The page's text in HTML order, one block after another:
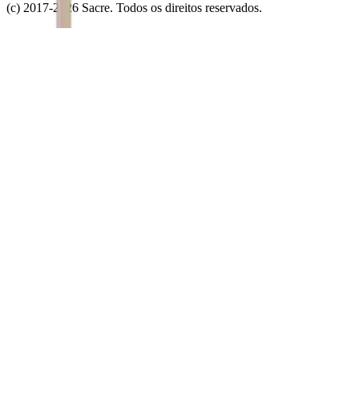
(c) 2017-2026 Sacre. Todos os direitos reservados.